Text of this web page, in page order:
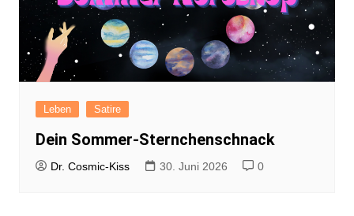
Leben Satire
Dein Sommer-Sternchenschnack
Dr. Cosmic-Kiss 30. Juni 2026 0